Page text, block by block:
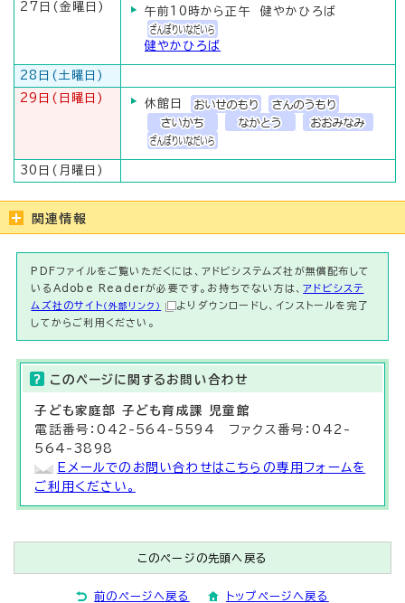
27日(金曜日) 午前10時から正午 健やかひろば
健やかひろば
28日(土曜日)
29日(日曜日)
休館日
30日(月曜日)
関連情報
PDFファイルをご覧いただくには、アドビシステムズ社が無償配布して
いるAdobe Readerが必要です。お持ちでない方は、アドビシステ
ムズ社のサイト （外部リンク）
よりダウンロードし、インストールを完了
してからご利用ください。
このページに関する お問い合わせ
子ども家庭部 子ども育成課 児童館
電話番号：042-564-5594 ファクス番号：042-
564-3898
Eメールでのお問い合わせはこちらの専用フォームを
ご利用ください。
このページの先頭へ戻る
前のページへ戻る トップページへ戻る